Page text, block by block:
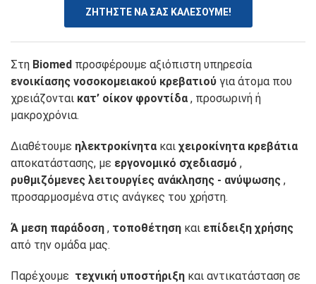
ΖΗΤΗΣΤΕ ΝΑ ΣΑΣ ΚΑΛΕΣΟΥΜΕ!
Στη Biomed προσφέρουμε αξιόπιστη υπηρεσία
ενοικίασης νοσοκομειακού κρεβατιού για άτομα που
χρειάζονται κατ’ οίκον φροντίδα , προσωρινή ή
μακροχρόνια.
Διαθέτουμε ηλεκτροκίνητα και χειροκίνητα κρεβάτια
αποκατάστασης, με εργονομικό σχεδιασμό ,
ρυθμιζόμενες λειτουργίες ανάκλησης - ανύψωσης ,
προσαρμοσμένα στις ανάγκες του χρήστη.
Ά μεση παράδοση , τοποθέτηση και επίδειξη χρήσης
από την ομάδα μας.
Παρέχουμε τεχνική υποστήριξη και αντικατάσταση σε